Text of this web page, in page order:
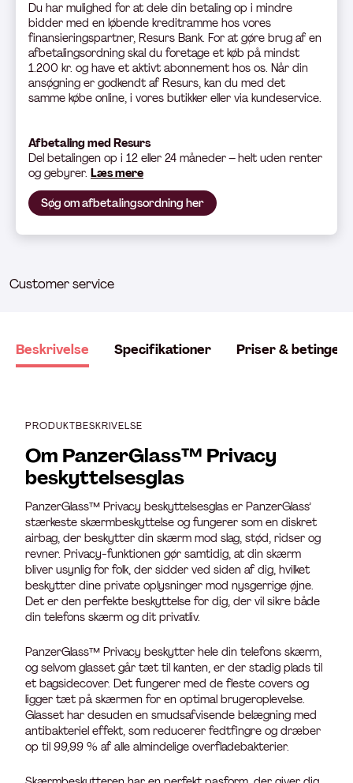
Du har mulighed for at dele din betaling op i mindre
bidder med en løbende kreditramme hos vores
finansieringspartner, Resurs Bank. For at gøre brug af en
afbetalingsordning skal du foretage et køb på mindst
1.200 kr. og have et aktivt abonnement hos os. Når din
ansøgning er godkendt af Resurs, kan du med det
samme købe online, i vores butikker eller via kundeservice.
Afbetaling med Resurs
Del betalingen op i 12 eller 24 måneder – helt uden renter
og gebyrer. Læs mere
Søg om afbetalingsordning her
Customer service
Beskrivelse Specifikationer Priser &
PRODUKTBESKRIVELSE
Om PanzerGlass™ Privacy
beskyttelsesglas
PanzerGlass™ Privacy beskyttelsesglas er PanzerGlass’
stærkeste skærmbeskyttelse og fungerer som en diskret
airbag, der beskytter din skærm mod slag, stød, ridser og
revner. Privacy-funktionen gør samtidig, at din skærm
bliver usynlig for folk, der sidder ved siden af dig, hvilket
beskytter dine private oplysninger mod nysgerrige øjne.
Det er den perfekte beskyttelse for dig, der vil sikre både
din telefons skærm og dit privatliv.
PanzerGlass™ Privacy beskytter hele din telefons skærm,
og selvom glasset går tæt til kanten, er der stadig plads til
et bagsidecover. Det fungerer med de fleste covers og
ligger tæt på skærmen for en optimal brugeroplevelse.
Glasset har desuden en smudsafvisende belægning med
antibakteriel effekt, som reducerer fedtfingre og dræber
op til 99,99 % af alle almindelige overfladebakterier.